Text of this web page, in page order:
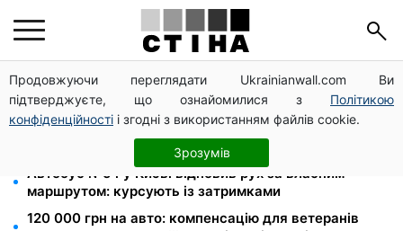
Продовжуючи переглядати Ukrainianwall.com Ви
підтверджуєте, що ознайомилися з Політикою
конфіденційності і згодні з використанням файлів cookie.
Зрозумів
Зарплата 30 000 грн — пенсія 11 500 грн: ПФУ
пояснив формулу розрахунку виплат у 2026 році
До 19 400 грн на дрова: ПФУ приймає заяви на
субсидію для власників пічного опалення
Автобус №54 у Києві відновив рух за власним
маршрутом: курсують із затримками
120 000 грн на авто: компенсацію для ветеранів